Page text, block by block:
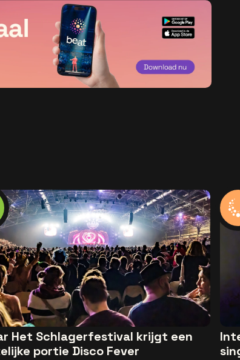
Het Schlagerfestival krijgt een
portie Disco Fever